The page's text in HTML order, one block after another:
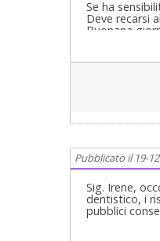
Se ha
Deve recarsi
Buonana
Pubblicato il 19-
Sig. Irene,
dentistico, i
pubblici